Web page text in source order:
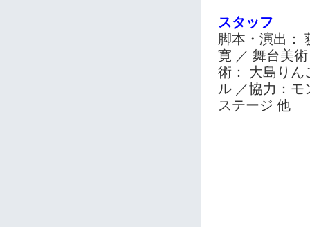
スタッフ
脚本・演出：
寛 ／ 舞台美
術： 大島りん
ル ／協力：
ステージ 他